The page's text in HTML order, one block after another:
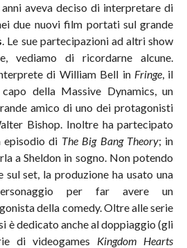
aveva deciso di interpretare di
due nuovi film portati sul grande
. Le sue partecipazioni ad altri show
vediamo di ricordarne alcune.
di William Bell in Fringe, il
della Massive Dynamics, un
amico di uno dei protagonisti
Bishop. Inoltre ha partecipato
episodio di The Big Bang Theory; in
a Sheldon in sogno. Non potendo
sul set, la produzione ha usato una
per far avere un
della comedy. Oltre alle serie
è dedicato anche al doppiaggio (gli
di videogames Kingdom Hearts